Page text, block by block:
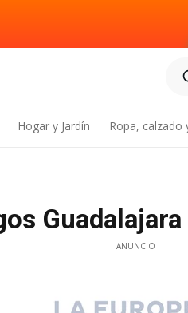
Hogar y Jardín Ropa, calzado
ANUNCIO